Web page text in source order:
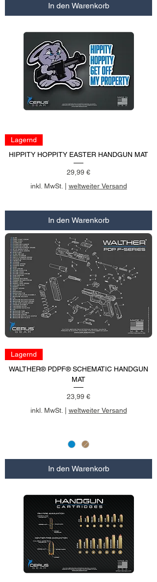
In den Warenkorb
Lagernd
HIPPITY HOPPITY EASTER HANDGUN MAT
Preis
29,99 €
inkl. MwSt. | weltweiter Versand
In den Warenkorb
Lagernd
WALTHER® PDPF® SCHEMATIC HANDGUN
MAT
Preis
23,99 €
inkl. MwSt.| weltweiter Versand
In den Warenkorb